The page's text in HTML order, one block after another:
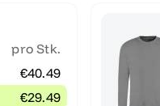
pro Stk.
€40.49
€29.49